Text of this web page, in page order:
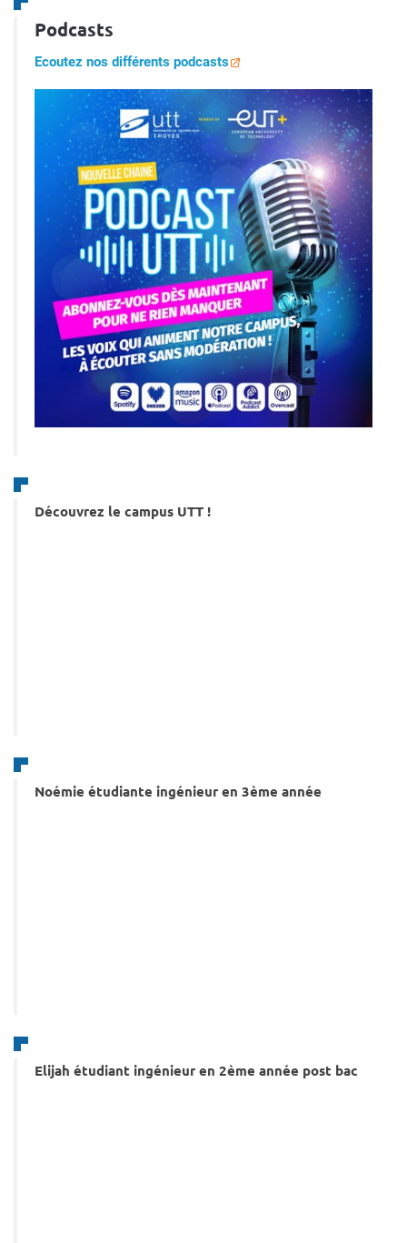
Podcasts
Ecoutez nos différents podcasts
Découvrez le campus UTT !
Noémie étudiante ingénieur en 3ème année
Elijah étudiant ingénieur en 2ème année post bac